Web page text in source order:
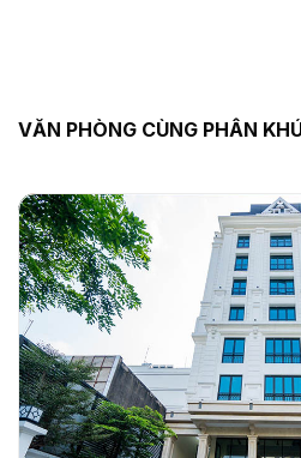
VĂN PHÒNG CÙNG PHÂN